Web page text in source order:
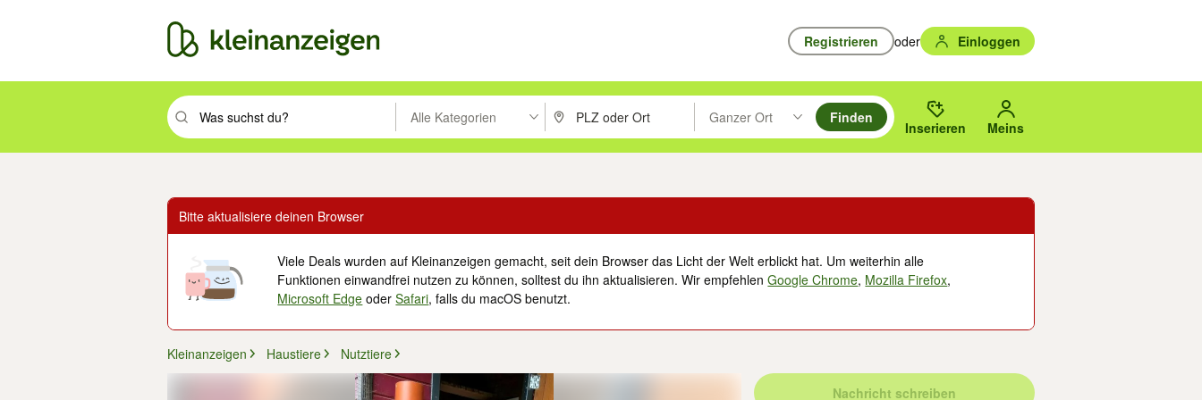
Registrieren oder Einloggen
Suchbegriff eingeben. Eingabetaste drücken um zu suchen, oder Vorschläge mit den Pfeiltasten nach oben/unten durchsuchen und mit Eingabetaste auswählen.
Alle Kategorien PLZ oder Ort eingeben. Eingabetaste drücken um zu suchen, oder Vorschläge mit den Pfeiltasten nach oben/
Ganzer Ort
Suche im Umkreis des gewählten Orts oder PLZ.
Finden
Inserieren Meins
Bitte aktualisiere deinen Browser
Viele Deals wurden auf Kleinanzeigen gemacht, seit dein Browser das Licht der Welt erblickt hat. Um weiterhin alle
Funktionen einwandfrei nutzen zu können, solltest du ihn aktualisieren. Wir empfehlenGoogle Chrome, Mozilla Firefox,
Microsoft Edge oderSafari, falls du macOS benutzt.
Kleinanzeigen Haustiere Nutztiere
Nachricht schreiben